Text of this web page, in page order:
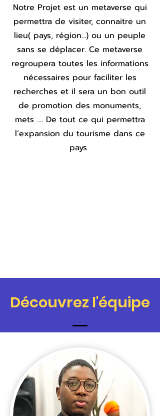
Notre Projet est un metaverse qui
permettra de visiter, connaitre un
lieu( pays, région…) ou un peuple
sans se déplacer. Ce metaverse
regroupera toutes les informations
nécessaires pour faciliter les
recherches et il sera un bon outil
de promotion des monuments,
mets …. De tout ce qui permettra
l’expansion du tourisme dans ce
pays
Découvrez l'équipe